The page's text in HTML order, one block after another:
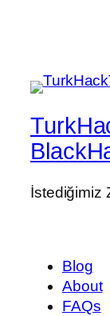
İstediğimiz
Blog
About
FAQs